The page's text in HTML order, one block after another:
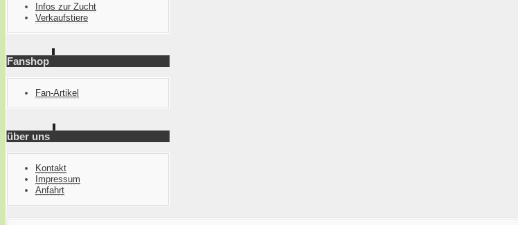
Infos zur Zucht
Verkaufstiere
Fanshop
Fan-Artikel
über uns
Kontakt
Impressum
Anfahrt